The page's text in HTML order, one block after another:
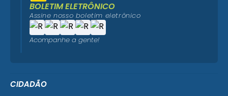
CIDADÃO
BOLETIM ELETRÔNICO
Assine nosso boletim eletrônico
Acompanhe a gente!